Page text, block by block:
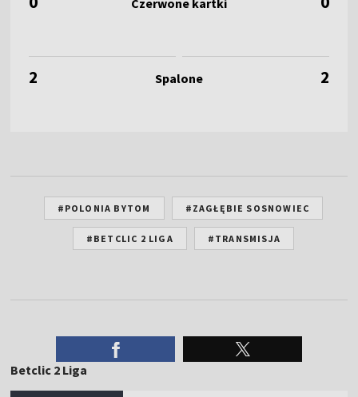
2 2
#POLONIA BYTOM #ZAGŁĘBIE SOSNOWIEC
#BETCLIC 2 LIGA #TRANSMISJA
Betclic 2 Liga